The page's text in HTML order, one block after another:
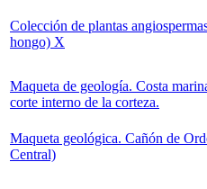
Colección de plantas
hongo) X
Maqueta de geología. Costa
corte interno de la corteza.
Maqueta geológica. Cañón de
Central)